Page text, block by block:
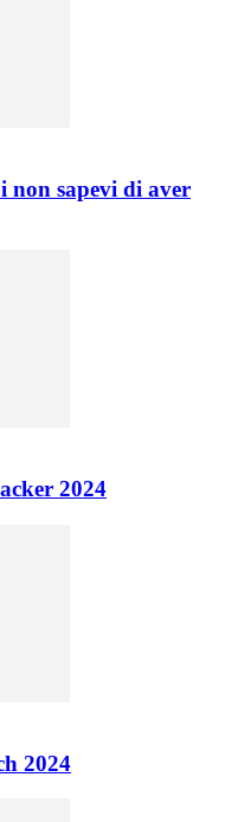
non sapevi di aver
2024
2024